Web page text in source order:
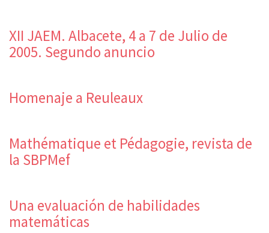
XII JAEM. Albacete, 4 a 7 de Julio de
2005. Segundo anuncio
Homenaje a Reuleaux
Mathématique et Pédagogie, revista de
la SBPMef
Una evaluación de habilidades
matemáticas